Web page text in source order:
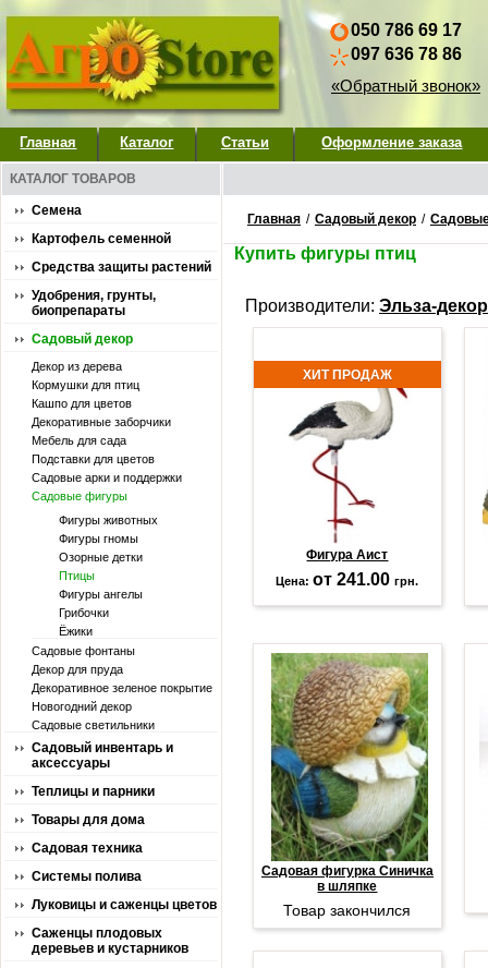
050 786 69 17
097 636 78 86
«Обратный звонок»
Главная Каталог Статьи Оформление заказа
КАТАЛОГ ТОВАРОВ
Семена
Картофель семенной
Средства защиты растений
Удобрения, грунты,
биопрепараты
Садовый декор
Декор из дерева
Кормушки для птиц
Кашпо для цветов
Декоративные заборчики
Мебель для сада
Подставки для цветов
Садовые арки и поддержки
Садовые фигуры
Фигуры животных
Фигуры гномы
Озорные детки
Птицы
Фигуры ангелы
Грибочки
Ёжики
Садовые фонтаны
Декор для пруда
Декоративное зеленое покрытие
Новогодний декор
Садовые светильники
Садовый инвентарь и
аксессуары
Теплицы и парники
Товары для дома
Садовая техника
Системы полива
Луковицы и саженцы цветов
Саженцы плодовых
деревьев и кустарников
Главная / Садовый декор /
Купить фигуры птиц
Производители: Эльза-декор
ХИТ ПРОДАЖ
Фигура Аист
Цена:от 241.00грн.
Садовая фигурка Синичка
в шляпке
Товар закончился